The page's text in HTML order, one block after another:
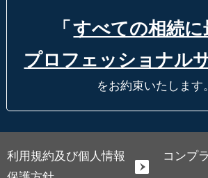
「 すべての相続に
プロフェッショナル
をお約束いたします。
利用規約及び個人情報
コンプ